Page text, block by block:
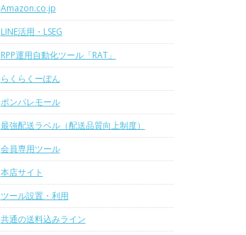
Amazon.co.jp
LINE活用・LSEG
RPP運用自動化ツール「RAT」
らくらくーぽん
ポンパレモール
最強配送ラベル（配送品質向上制度）
会員専用ツール
本店サイト
ツール設置・利用
共通の送料込みライン